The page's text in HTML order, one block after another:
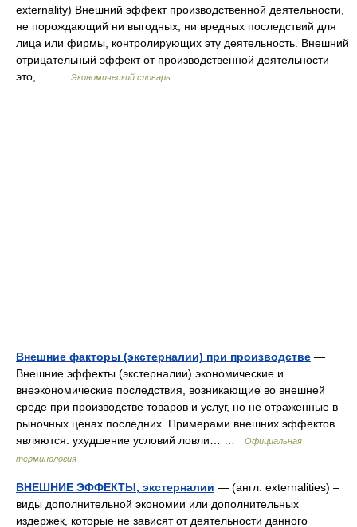
externality) Внешний эффект производственной деятельности,
не порождающий ни выгодных, ни вредных последствий для
лица или фирмы, контролирующих эту деятельность. Внешний
отрицательный эффект от производственной деятельности –
это,… …
Экономический словарь
Внешние факторы (экстерналии) при производстве —
Внешние эффекты (экстерналии) экономические и
внеэкономические последствия, возникающие во внешней
среде при производстве товаров и услуг, но не отраженные в
рыночных ценах последних. Примерами внешних эффектов
являются: ухудшение условий ловли… …
Официальная
терминология
ВНЕШНИЕ ЭФФЕКТЫ, экстерналии — (англ. externalities) –
виды дополнительной экономии или дополнительных
издержек, которые не зависят от деятельности данного